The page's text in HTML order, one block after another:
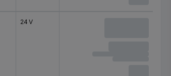
24 V